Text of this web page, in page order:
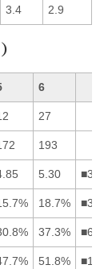
3.4 2.9
)
6
27
193
5.30
18.7%
37.3%
51.8%